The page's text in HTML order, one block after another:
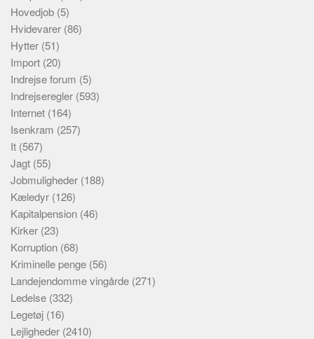
Hovedjob (5)
Hvidevarer (86)
Hytter (51)
Import (20)
Indrejse forum (5)
Indrejseregler (593)
Internet (164)
Isenkram (257)
It (567)
Jagt (55)
Jobmuligheder (188)
Kæledyr (126)
Kapitalpension (46)
Kirker (23)
Korruption (68)
Kriminelle penge (56)
Landejendomme vingårde (271)
Ledelse (332)
Legetøj (16)
Lejligheder (2410)